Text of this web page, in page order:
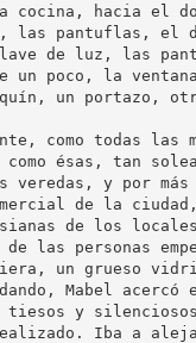
cocina, hacia el
las pantuflas,
de luz, las
un poco, la
un portazo,
como todas las
como ésas, tan
veredas, y por
de la
de los
de las personas
un grueso
Mabel
tiesos y
Iba a